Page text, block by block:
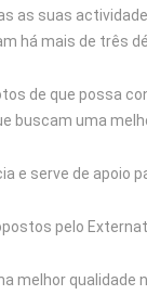
as suas
há mais de três
de que possa
buscam uma
e serve de apoio
pelo
melhor qualidade